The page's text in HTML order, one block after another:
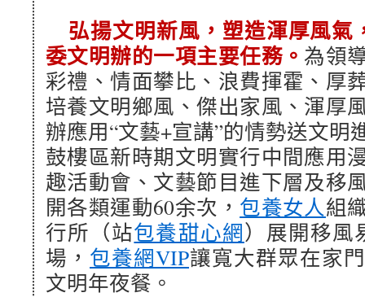
弘揚文明新風，塑造渾厚風氣
委文明辦的一項主要任務。 為領
彩禮、情面攀比、浪費揮霍、厚
培養文明鄉風、傑出家風、渾厚
辦應用“文藝+宣講”的情勢送文明
鼓樓區新時期文明實行中間應用
趣活動會、文藝節目進下層及移
開各類運動60余次， 包養女人組
行所（站包養甜心網）展開移風
場， 包養網VIP讓寬大群眾在家
文明年夜餐。